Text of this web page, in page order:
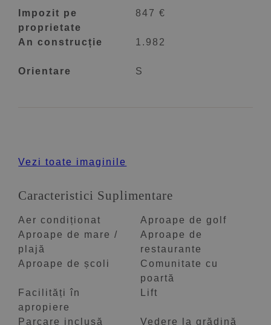
Impozit pe
proprietate
847 €
An construcție 1.982
Orientare S
Vezi toate imaginile
Caracteristici Suplimentare
Aer condiționat
Aproape de golf
Aproape de mare /
plajă
Aproape de
restaurante
Aproape de școli
Comunitate cu
poartă
Facilități în
apropiere
Lift
Parcare inclusă
Vedere la grădină